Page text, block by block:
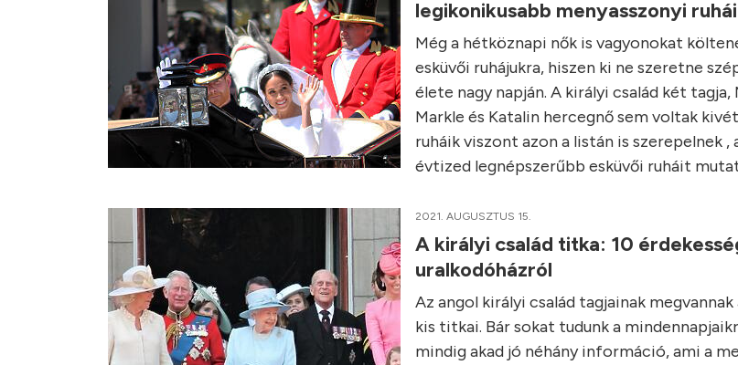
legikonikusabb menyasszonyi
Még a hétköznapi nők is vagyonokat
esküvői ruhájukra, hiszen ki ne szeretne
élete nagy napján. A királyi család két tagja,
Markle és Katalin hercegnő sem voltak
ruháik viszont azon a listán is szerepelnek ,
évtized legnépszerűbb esküvői ruháit
2021. AUGUSZTUS 15.
A királyi család titka: 10
uralkodóházról
Az angol királyi család tagjainak megvannak
kis titkai. Bár sokat tudunk a
mindig akad jó néhány információ, ami a